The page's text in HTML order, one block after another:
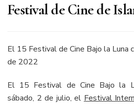
Festival de Cine de
El 15 Festival de Cine Bajo la Luna
de 2022
El 15 Festival de Cine Bajo la
sábado, 2 de julio, el Festival